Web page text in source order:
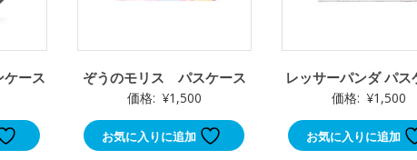
ース ぞうのモリス パスケース
価格: ¥1,500
お気に入りに追加
レッサーパンダ パス
価格: ¥1,500
お気に入りに追加